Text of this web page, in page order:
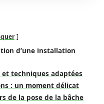
d’une installation
techniques adaptées
: un moment délicat
de la pose de la bâche